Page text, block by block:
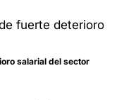
salarial del sector